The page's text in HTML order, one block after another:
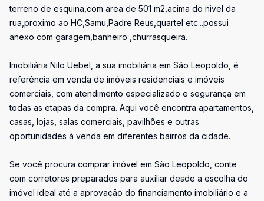
terreno de esquina,com area de 501 m2,acima do nivel da
rua,proximo ao HC,Samu,Padre Reus,quartel etc...possui
anexo com garagem,banheiro ,churrasqueira.
Imobiliária Nilo Uebel, a sua imobiliária em São Leopoldo, é
referência em venda de imóveis residenciais e imóveis
comerciais, com atendimento especializado e segurança em
todas as etapas da compra. Aqui você encontra apartamentos,
casas, lojas, salas comerciais, pavilhões e outras
oportunidades à venda em diferentes bairros da cidade.
Se você procura comprar imóvel em São Leopoldo, conte
com corretores preparados para auxiliar desde a escolha do
imóvel ideal até a aprovação do financiamento imobiliário e a